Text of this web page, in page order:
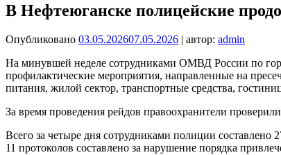
В Нефтеюганске полицейские
Опубликовано 03.05.202607.05.2026 | автор: admin
На минувшей неделе сотрудниками ОМВД России по
профилактические мероприятия, направленные на
питания, жилой сектор, транспортные средства,
За время проведения рейдов правоохранители
Всего за четыре дня сотрудниками полиции
11 протоколов составлено за нарушение порядка